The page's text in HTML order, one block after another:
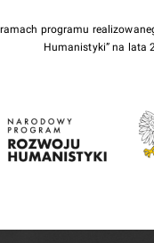
programu
Humanistyki” na lata